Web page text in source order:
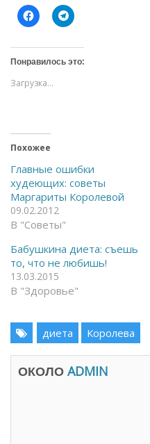
Н
а
и
т
е
ч
о
к
ы
т
ь
н
а
F
a
c
b
o
k
О
р
е
т
с
Н
а
и
т
е
л
и
т
ь
с
l
e
g
m
т
к
р
в
а
е
Понравилось это:
Загрузка...
Похожее
Главные ошибки
худеющих: советы
Маргариты Королевой
09.02.2012
В "Советы"
Бабушкина диета: съешь
то, что не любишь!
13.03.2015
В "Здоровье"
диета Королева
ОКОЛО ADMIN